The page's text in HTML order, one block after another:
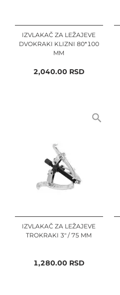
IZVLAKAČ ZA LEŽAJEVE
DVOKRAKI KLIZNI 80*100
MM
2,040.00RSD
IZVLAKAČ ZA LEŽAJEVE
TROKRAKI 3" / 75 MM
1,280.00RSD